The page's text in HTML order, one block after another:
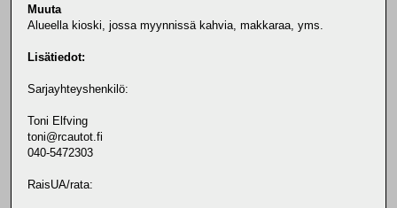
Muuta
Alueella kioski, jossa myynnissä kahvia, makkaraa, yms.
Lisätiedot:
Sarjayhteyshenkilö:
Toni Elfving
toni@rcautot.fi
040-5472303
RaisUA/rata: